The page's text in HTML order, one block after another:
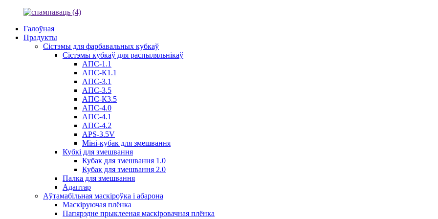
Галоўная
Прадукты
Сістэмы для фарбавальных кубкаў
Сістэмы кубкаў для распыляльнікаў
АПС-1.1
АПС-К1.1
АПС-3.1
АПС-3.5
АПС-К3.5
АПС-4.0
АПС-4.1
АПС-4.2
APS-3.5V
Міні-кубак для змешвання
Кубкі для змешвання
Кубак для змешвання 1.0
Кубак для змешвання 2.0
Палка для змешвання
Адаптар
Аўтамабільная маскіроўка і абарона
Маскіруючая плёнка
Папярэдне прыклееная маскіровачная плёнка